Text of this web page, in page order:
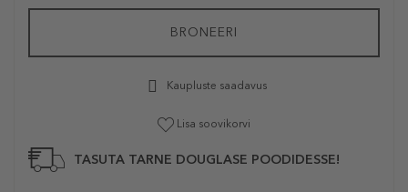
BRONEERI
Kaupluste saadavus
Lisa soovikorvi
TASUTA TARNE DOUGLASE POODIDESSE!